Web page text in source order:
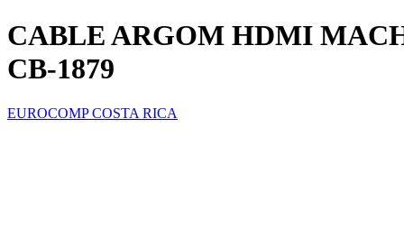
CABLE ARGOM HDMI
CB-1879
EUROCOMP COSTA RICA